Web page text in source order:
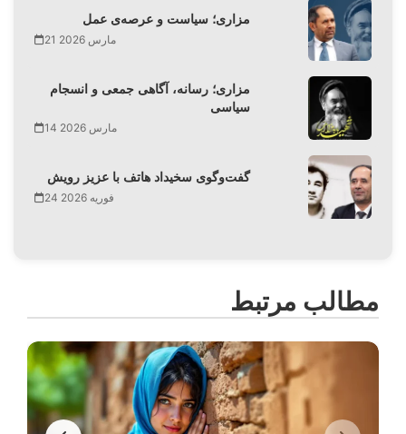
مزاری؛ سیاست و عرصه‌ی عمل
21 مارس 2026
مزاری؛ رسانه، آگاهی جمعی و انسجام
سیاسی
14 مارس 2026
گفت‌وگوی سخیداد هاتف با عزیز رویش
24 فوریه 2026
مطالب مرتبط